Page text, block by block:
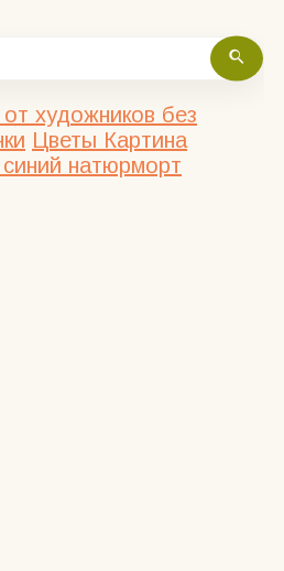
художников без
Цветы Картина
синий натюрморт